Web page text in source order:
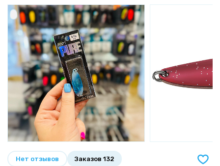
Нет отзывов Заказов 132